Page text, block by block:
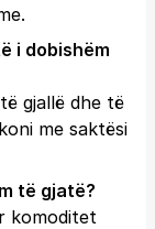
i dobishëm
gjallë dhe të
me saktësi
të gjatë?
komoditet